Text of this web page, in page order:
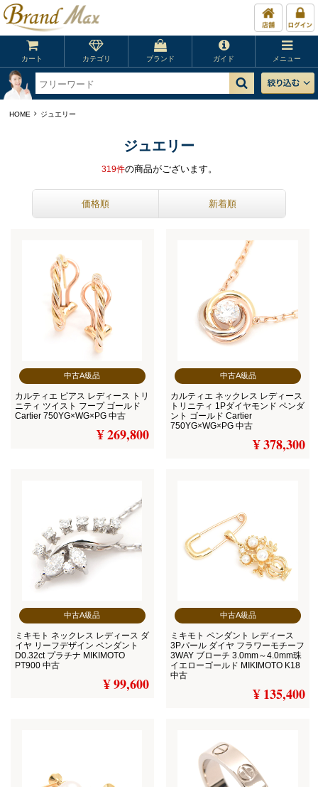
カート カテゴリ ブランド ガイド メニュー
HOME ジュエリー
ジュエリー
319件の商品がございます。
価格順 新着順
中古A級品
カルティエ ピアス レディース トリ
ニティ ツイスト フープ ゴールド
Cartier 750YG×WG×PG 中古
¥ 269,800
中古A級品
カルティエ ネックレス レディース
トリニティ 1Pダイヤモンド ペンダ
ント ゴールド Cartier
750YG×WG×PG 中古
¥ 378,300
中古A級品
ミキモト ネックレス レディース ダ
イヤ リーフデザイン ペンダント
D0.32ct プラチナ MIKIMOTO
PT900 中古
¥ 99,600
中古A級品
ミキモト ペンダント レディース
3Pパール ダイヤ フラワーモチーフ
3WAY ブローチ 3.0mm～4.0mm珠
イエローゴールド MIKIMOTO K18
中古
¥ 135,400